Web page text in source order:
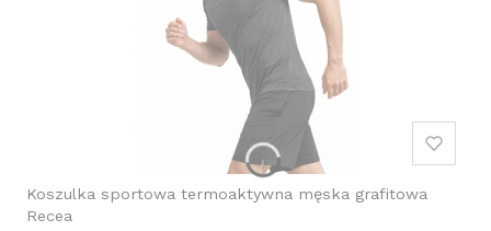
Koszulka sportowa termoaktywna męska grafitowa
Recea